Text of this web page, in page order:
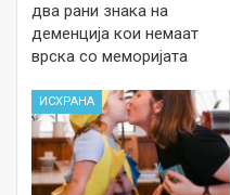
два рани знака на
деменција кои немаат
врска со меморијата
ИСХРАНА